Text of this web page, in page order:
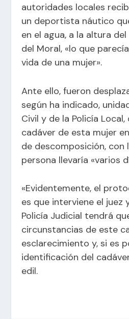
autoridades locales
un deportista náutico
en el agua, a la altura
del Moral, «lo que
vida de una mujer».
Ante ello, fueron
según ha indicado,
Civil y de la Policía
cadáver de esta mujer
de descomposición, con
persona llevaría «varios
«Evidentemente, el
es que interviene el juez
Policía Judicial tendrá
circunstancias de este
esclarecimiento y, si es
identificación del
edil.